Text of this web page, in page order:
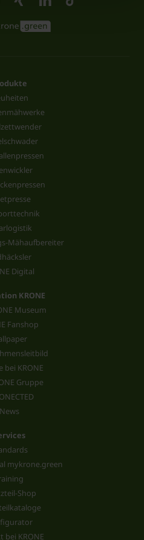
Mähaufbereiter
Digital
KRONE
Museum
Fanshop
bei KRONE
Gruppe
News
mykrone.green
Shop
bei KRONE